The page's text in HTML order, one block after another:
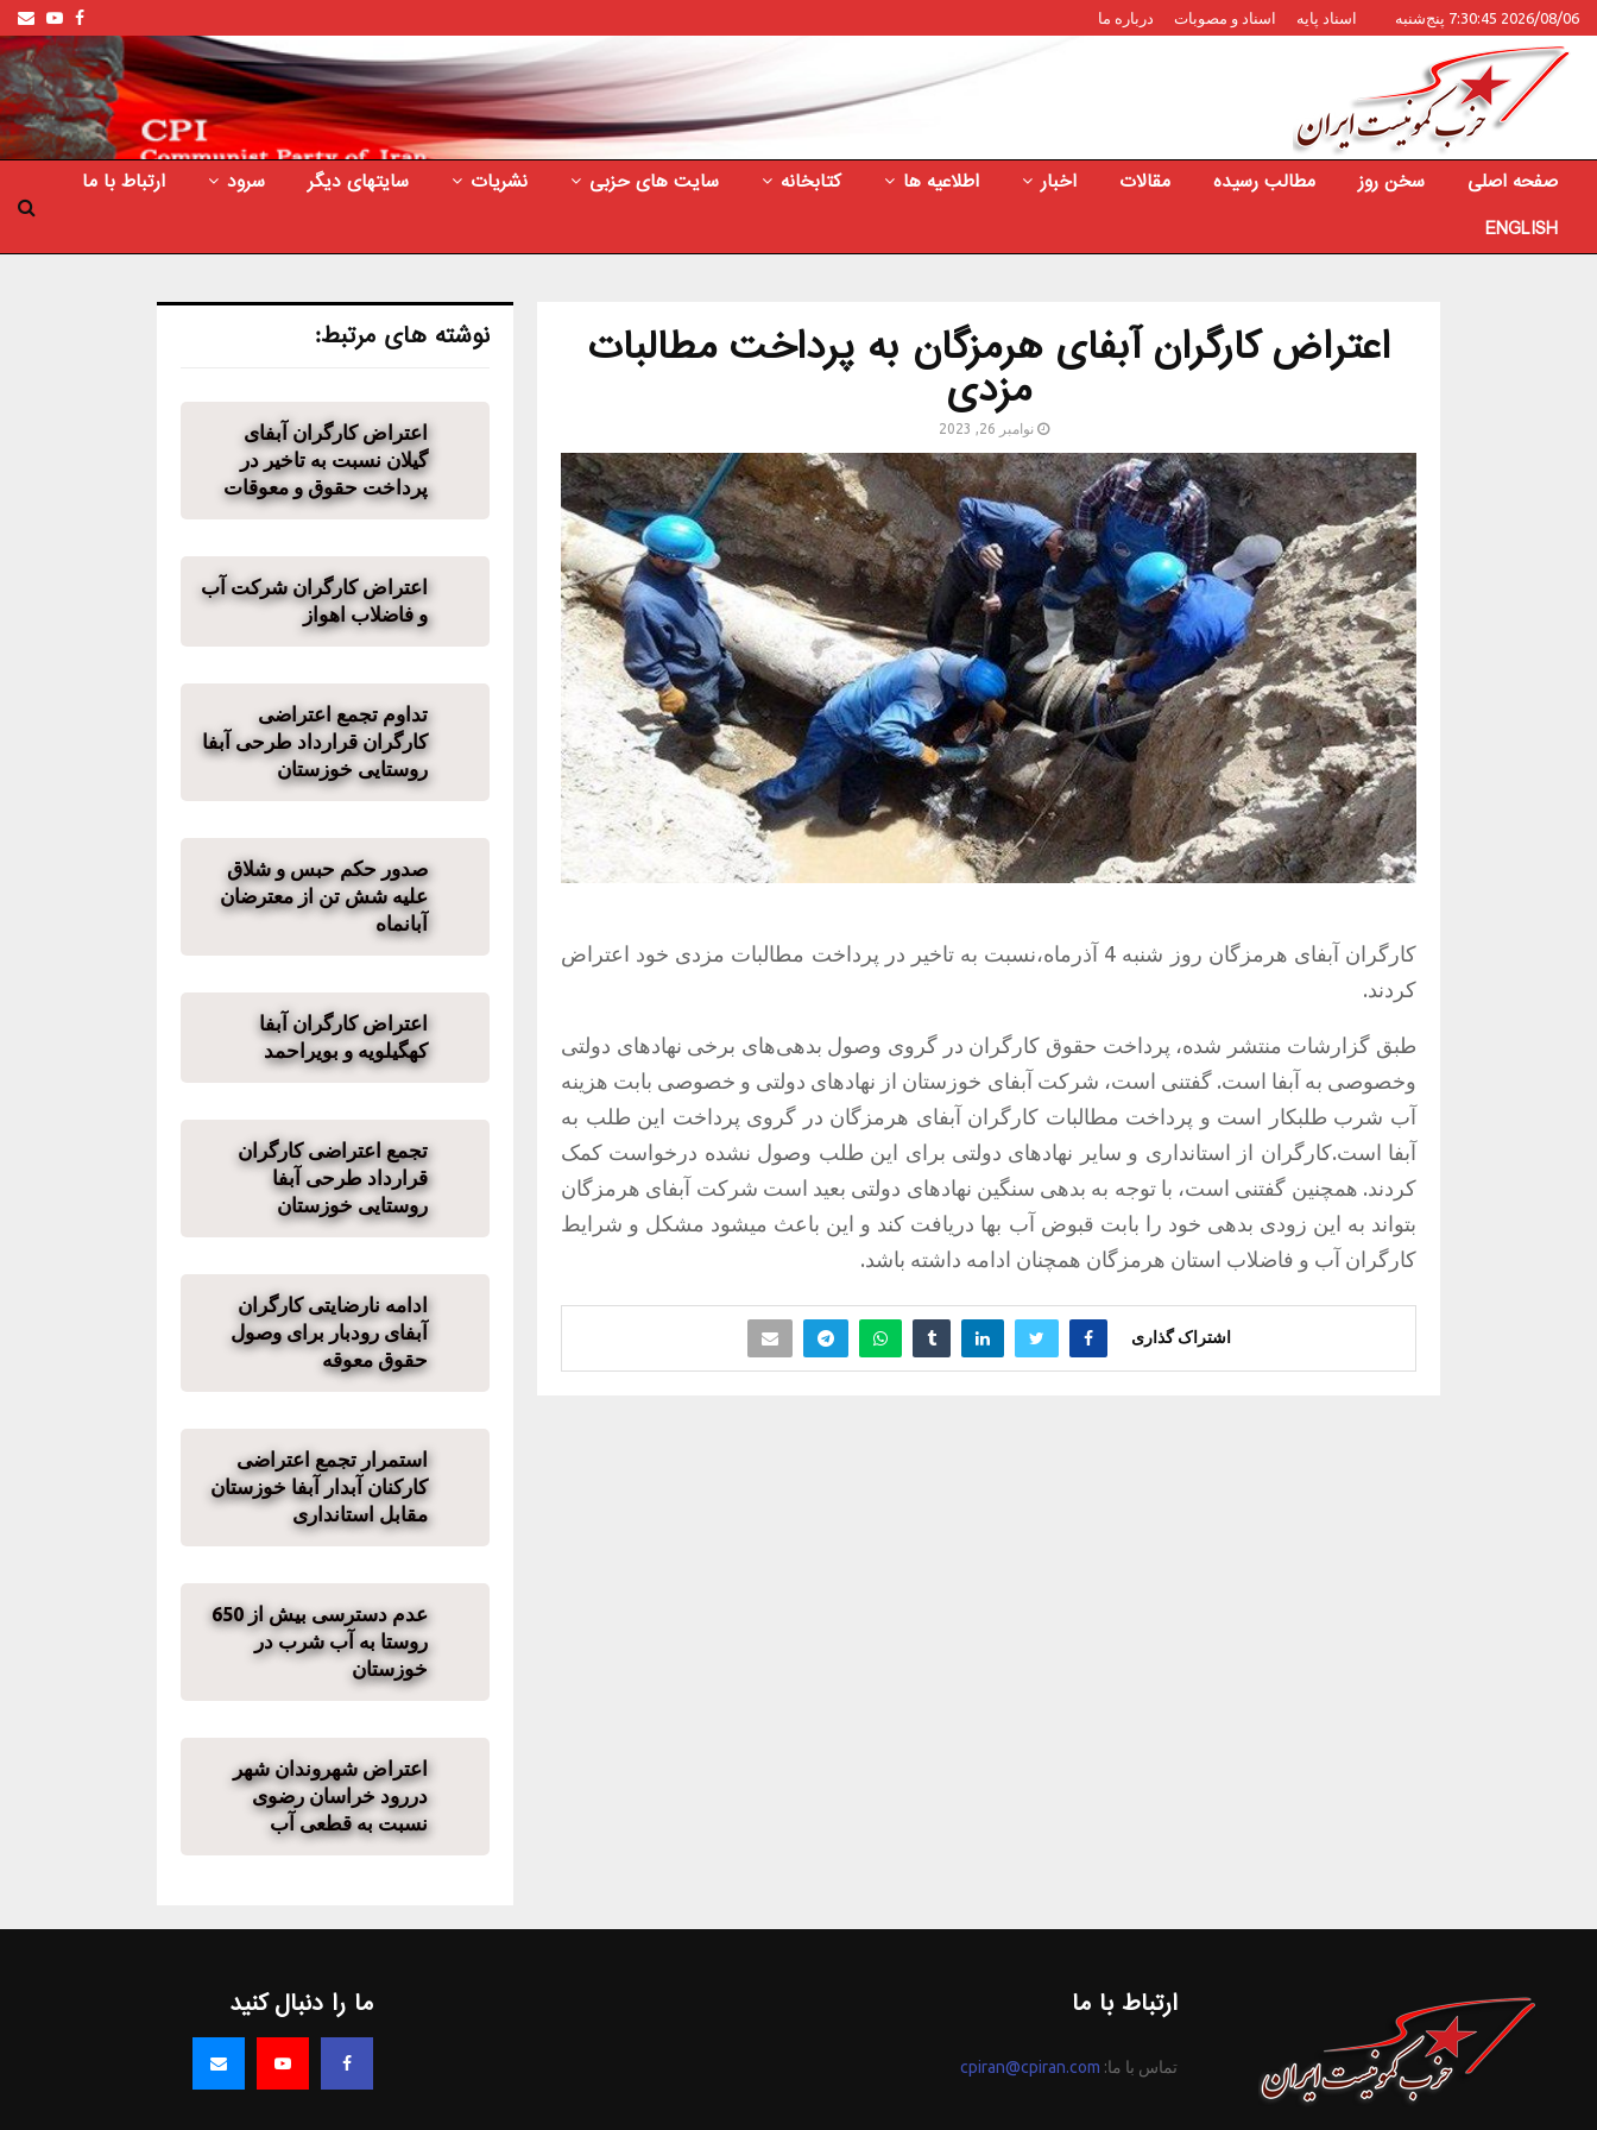
2026/08/06 7:30:45 پنج‌شنبه اسناد پایه اسناد و مصوبات درباره ما Facebook
صفحه اصلی سخن روز مطالب رسیده مقالات اخبار اطلاعیه ها کتابخانه سایت های حزبی نشریات سایتهای دیگر سرود
ارتباط با ما
ENGLISH
اعتراض کارگران آبفای هرمزگان به پرداخت مطالبات
مزدی
نوامبر 26, 2023
کارگران آبفای هرمزگان روز شنبه 4 آذرماه،نسبت به تاخیر در پرداخت مطالبات مزدی خود اعتراض
کردند.
طبق گزارشات منتشر شده، پرداخت حقوق کارگران در گروی وصول بدهی‌های برخی نهادهای دولتی
وخصوصی به آبفا است. گفتنی است، شرکت آبفای خوزستان از نهادهای دولتی و خصوصی بابت هزینه
آب شرب طلبکار است و پرداخت مطالبات کارگران آبفای هرمزگان در گروی پرداخت این طلب به
آبفا است.کارگران از استانداری و سایر نهادهای دولتی برای این طلب وصول نشده درخواست کمک
کردند. همچنین گفتنی است، با توجه به بدهی سنگین نهادهای دولتی بعید است شرکت آبفای هرمزگان
بتواند به این زودی بدهی خود را بابت قبوض آب بها دریافت کند و این باعث میشود مشکل و شرایط
کارگران آب و فاضلاب استان هرمزگان همچنان ادامه‌ داشته باشد.
اشتراک گذاری
نوشته های مرتبط:
اعتراض کارگران آبفای
گیلان نسبت به تاخیر در
پرداخت حقوق و معوقات
اعتراض کارگران شرکت آب
و فاضلاب اهواز
تداوم تجمع اعتراضی
کارگران قرارداد طرحی آبفا
روستایی خوزستان
صدور حکم حبس و شلاق
علیه شش تن از معترضان
آبانماه
اعتراض کارگران آبفا
کهگیلویه و بویراحمد
تجمع اعتراضی کارگران
قرارداد طرحی آبفا
روستایی خوزستان
ادامه نارضایتی کارگران
آبفای رودبار برای وصول
حقوق معوقه
استمرار تجمع اعتراضی
کارکنان آبدار آبفا خوزستان
مقابل استانداری
عدم دسترسی بیش از 650
روستا به آب شرب در
خوزستان
اعتراض شهروندان شهر
دررود خراسان رضوی
نسبت به قطعی آب
ارتباط با ما
تماس با ما: cpiran@cpiran.com
ما را دنبال کنید